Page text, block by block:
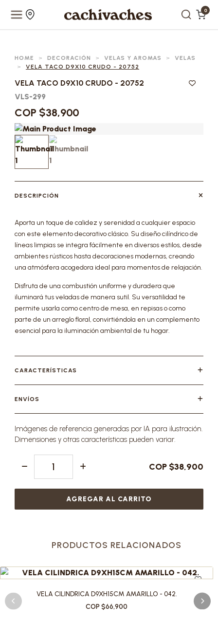
0
HOME > DECORACIÓN > VELAS Y AROMAS >
VELAS
>
VELA TACO D9X10 CRUDO - 20752
VELA TACO D9X10 CRUDO - 20752
VLS-299
COP $38,900
DESCRIPCIÓN
Aporta un toque de calidez y serenidad a cualquier espacio
con este elemento decorativo clásico. Su diseño cilíndrico de
líneas limpias se integra fácilmente en diversos estilos, desde
ambientes rústicos hasta decoraciones modernas, creando
una atmósfera acogedora ideal para momentos de relajación.
Disfruta de una combustión uniforme y duradera que
iluminará tus veladas de manera sutil. Su versatilidad te
permite usarla como centro de mesa, en repisas o como
parte de un arreglo floral, convirtiéndola en un complemento
esencial para la iluminación ambiental de tu hogar.
CARACTERÍSTICAS
ENVÍOS
Imágenes de referencia generadas por IA para ilustración.
Dimensiones y otras características pueden variar.
COP $38,900
AGREGAR AL CARRITO
PRODUCTOS RELACIONADOS
VELA CILINDRICA D9XH15CM AMARILLO - 042.
COP $66,900